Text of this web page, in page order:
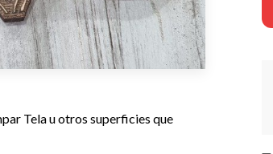
Tela u otros superficies que